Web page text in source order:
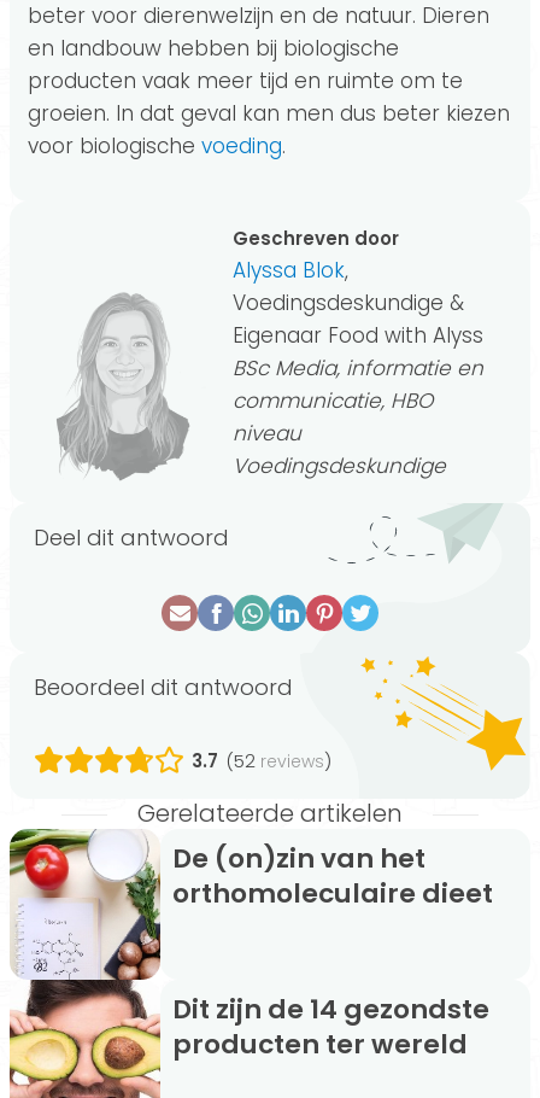
beter voor dierenwelzijn en de natuur. Dieren
en landbouw hebben bij biologische
producten vaak meer tijd en ruimte om te
groeien. In dat geval kan men dus beter kiezen
voor biologische voeding.
Geschreven door
Alyssa Blok,
Voedingsdeskundige &
Eigenaar Food with Alyss
BSc Media, informatie en
communicatie, HBO
niveau
Voedingsdeskundige
Deel dit antwoord
Beoordeel dit antwoord
3.7 (52 reviews)
Gerelateerde artikelen
De (on)zin van het
orthomoleculaire dieet
Dit zijn de 14 gezondste
producten ter wereld